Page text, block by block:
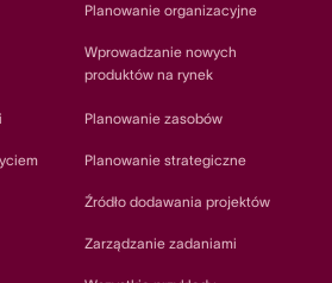
Planowanie organizacyjne
Wprowadzanie nowych
produktów na rynek
Planowanie zasobów
Planowanie strategiczne
Źródło dodawania projektów
Zarządzanie zadaniami